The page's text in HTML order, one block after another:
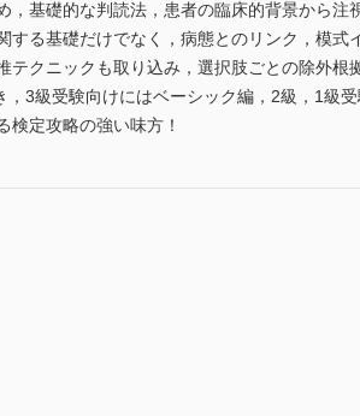
基礎的な判読法，患者の臨床的背景から注
る基礎だけでなく，病態とのリンク，模式
クニックも取り込み，選択肢ごとの除外根
3級受験向けにはベーシック編，2級，1級
検定攻略の強い味方！